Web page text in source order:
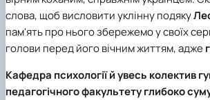
слова, щоб висловити уклінну подяку
пам'ять про нього збережемо у своїх
голови перед його вічним життям, адже
Кафедра психології й увесь колектив
педагогічного факультету глибоко